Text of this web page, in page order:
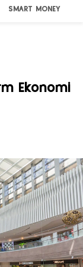
SMART MONEY
Ekonomi